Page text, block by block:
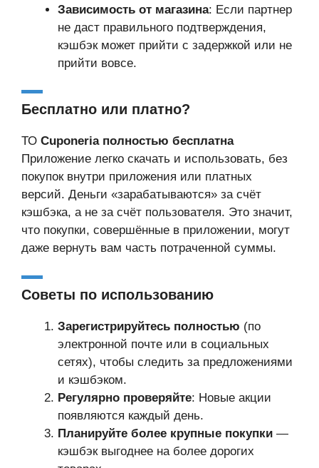
Зависимость от магазина: Если партнер
не даст правильного подтверждения,
кэшбэк может прийти с задержкой или не
прийти вовсе.
Бесплатно или платно?
ТО Cuponeria полностью бесплатна
Приложение легко скачать и использовать, без
покупок внутри приложения или платных
версий. Деньги «зарабатываются» за счёт
кэшбэка, а не за счёт пользователя. Это значит,
что покупки, совершённые в приложении, могут
даже вернуть вам часть потраченной суммы.
Советы по использованию
Зарегистрируйтесь полностью (по
электронной почте или в социальных
сетях), чтобы следить за предложениями
и кэшбэком.
Регулярно проверяйте: Новые акции
появляются каждый день.
Планируйте более крупные покупки —
кэшбэк выгоднее на более дорогих